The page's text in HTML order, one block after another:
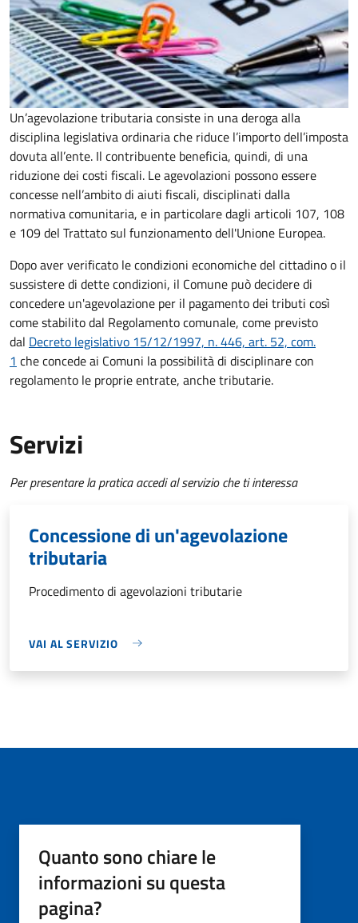
Un’agevolazione tributaria consiste in una deroga alla
disciplina legislativa ordinaria che riduce l’importo dell’imposta
dovuta all’ente. Il contribuente beneficia, quindi, di una
riduzione dei costi fiscali. Le agevolazioni possono essere
concesse nell’ambito di aiuti fiscali, disciplinati dalla
normativa comunitaria, e in particolare dagli articoli 107, 108
e 109 del Trattato sul funzionamento dell'Unione Europea.
Dopo aver verificato le condizioni economiche del cittadino o il
sussistere di dette condizioni, il Comune può decidere di
concedere un'agevolazione per il pagamento dei tributi così
come stabilito dal Regolamento comunale, come previsto
dal Decreto legislativo 15/12/1997, n. 446, art. 52, com.
1 che concede ai Comuni la possibilità di disciplinare con
regolamento le proprie entrate, anche tributarie.
Servizi
Per presentare la pratica accedi al servizio che ti interessa
Concessione di un'agevolazione
tributaria
Procedimento di agevolazioni tributarie
VAI AL SERVIZIO
Quanto sono chiare le
informazioni su questa
pagina?